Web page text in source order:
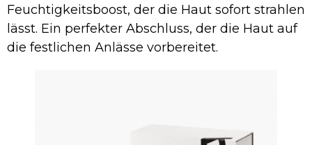
Feuchtigkeitsboost, der die Haut sofort strahlen
lässt. Ein perfekter Abschluss, der die Haut auf
die festlichen Anlässe vorbereitet.